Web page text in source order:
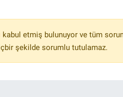
kabul etmiş bulunuyor ve tüm
şekilde sorumlu tutulamaz.